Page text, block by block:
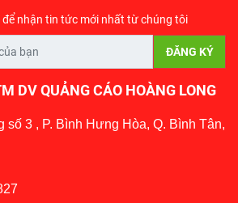
nhận tin tức mới nhất từ chúng tôi
DV QUẢNG CÁO HOÀNG LONG
số 3 , P. Bình Hưng Hòa, Q. Bình Tân,